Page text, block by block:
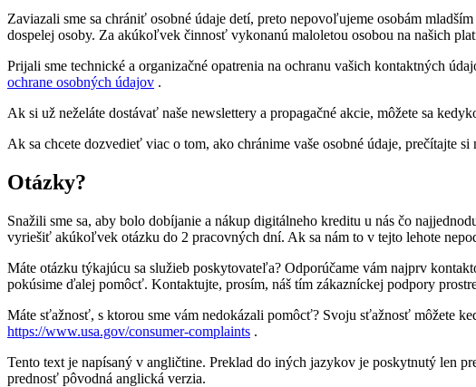
Zaviazali sme sa chrániť osobné údaje detí, preto nepovoľujeme osobám
dospelej osoby. Za akúkoľvek činnosť vykonanú maloletou osobou na našich
Prijali sme technické a organizačné opatrenia na ochranu vašich kontaktných
ochrane osobných údajov .
Ak si už neželáte dostávať naše newslettery a propagačné akcie, môžete sa
Ak sa chcete dozvedieť viac o tom, ako chránime vaše osobné údaje, prečítajte si
Otázky?
Snažili sme sa, aby bolo dobíjanie a nákup digitálneho kreditu u nás čo
vyriešiť akúkoľvek otázku do 2 pracovných dní. Ak sa nám to v tejto lehote
Máte otázku týkajúcu sa služieb poskytovateľa? Odporúčame vám najprv
pokúsime ďalej pomôcť. Kontaktujte, prosím, náš tím zákazníckej podpory
Máte sťažnosť, s ktorou sme vám nedokázali pomôcť? Svoju sťažnosť môžete
https://www.usa.gov/consumer-complaints .
Tento text je napísaný v angličtine. Preklad do iných jazykov je poskytnutý len
prednosť pôvodná anglická verzia.